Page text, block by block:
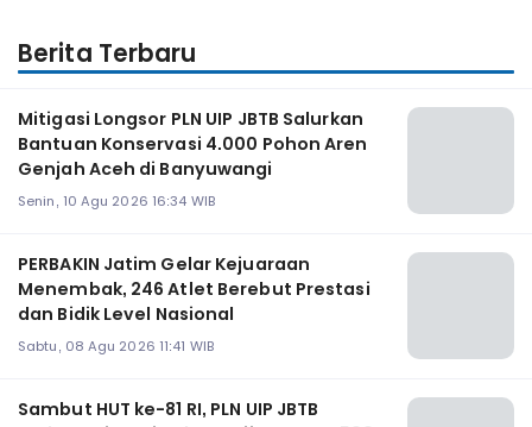
Berita Terbaru
Mitigasi Longsor PLN UIP JBTB Salurkan
Bantuan Konservasi 4.000 Pohon Aren
Genjah Aceh di Banyuwangi
Senin, 10 Agu 2026 16:34 WIB
PERBAKIN Jatim Gelar Kejuaraan
Menembak, 246 Atlet Berebut Prestasi
dan Bidik Level Nasional
Sabtu, 08 Agu 2026 11:41 WIB
Sambut HUT ke-81 RI, PLN UIP JBTB